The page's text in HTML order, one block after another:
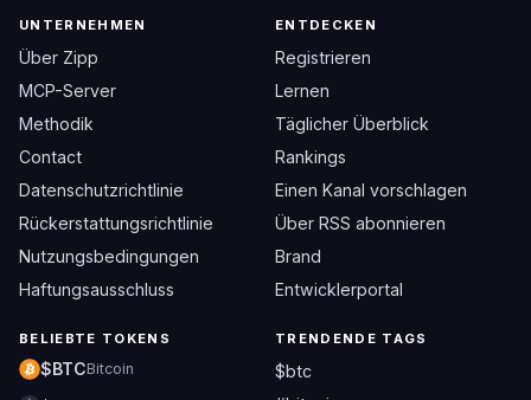
UNTERNEHMEN
Über Zipp
MCP-Server
Methodik
Contact
Datenschutzrichtlinie
Rückerstattungsrichtlinie
Nutzungsbedingungen
Haftungsausschluss
ENTDECKEN
Registrieren
Lernen
Täglicher Überblick
Rankings
Einen Kanal vorschlagen
Über RSS abonnieren
Brand
Entwicklerportal
BELIEBTE TOKENS
$BTCBitcoin
TRENDENDE TAGS
$btc